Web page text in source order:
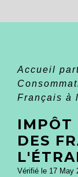
Accueil
Français à
IMPÔT
DES
Vérifié le 17 May